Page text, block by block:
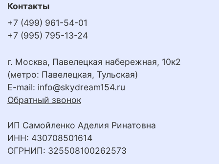
Контакты
+7 (499) 961-54-01
+7 (995) 795-13-24
г. Москва, Павелецкая набережная, 10к2
(метро: Павелецкая, Тульская)
E-mail: info@skydream154.ru
Обратный звонок
ИП Самойленко Аделия Ринатовна
ИНН: 430708501614
ОГРНИП: 325508100262573